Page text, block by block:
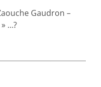
Gaudron –
…?